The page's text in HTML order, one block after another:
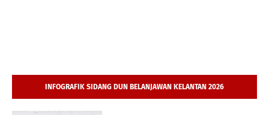
INFOGRAFIK SIDANG DUN BELANJAWAN KELANTAN 2026